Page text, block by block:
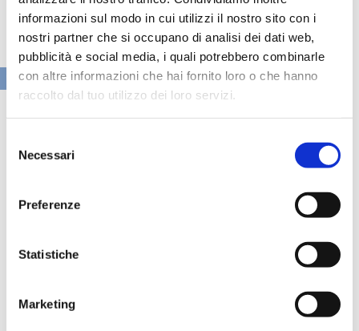
informazioni sul modo in cui utilizzi il nostro sito con i
nostri partner che si occupano di analisi dei dati web,
pubblicità e social media, i quali potrebbero combinarle
con altre informazioni che hai fornito loro o che hanno
raccolto dal tuo utilizzo dei loro servizi.
delNecessari
Preferenze
Statistiche
Marketing
VAI ALLA SEZIONE BANCHE NEWS